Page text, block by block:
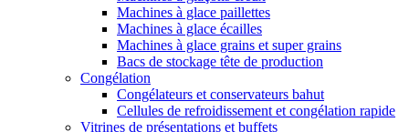
Machines à glace paillettes
Machines à glace écailles
Machines à glace grains et super grains
Bacs de stockage tête de production
Congélation
Congélateurs et conservateurs bahut
Cellules de refroidissement et congélation rapide
Vitrines de présentations et buffets